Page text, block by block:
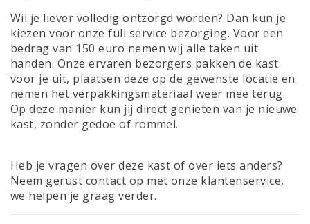
Wil je liever volledig ontzorgd worden? Dan kun je
kiezen voor onze full service bezorging. Voor een
bedrag van 150 euro nemen wij alle taken uit
handen. Onze ervaren bezorgers pakken de kast
voor je uit, plaatsen deze op de gewenste locatie en
nemen het verpakkingsmateriaal weer mee terug.
Op deze manier kun jij direct genieten van je nieuwe
kast, zonder gedoe of rommel.
Heb je vragen over deze kast of over iets anders?
Neem gerust contact op met onze klantenservice,
we helpen je graag verder.